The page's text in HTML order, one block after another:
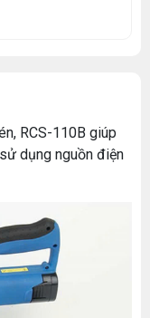
RCS-110B giúp
dụng nguồn điện